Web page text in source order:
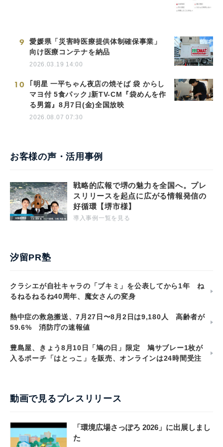
9
愛媛県「災害時医療提供体制確保事業」
向け医療コンテナを納品
2026.03.19 14:00
10
｢明星 一平ちゃん夜店の焼そば 袋 からし
マヨ付 5食パック｣新TV-CM『袋めんを作
る男篇』8月7日(金)全国放映
2026.08.07 07:30
お客様の声・活用事例
戦略的広報で堺の魅力を全国へ。プレ
スリリースを起点に広がる情報発信の
好循環【堺市様】
導入事例一覧を見る
汐留PR塾
クラシエが自社キャラの「ブキミ」を公表してから1年 ね
るねるねるね40周年、魔女さんの変身
熱中症の救急搬送、7月27日〜8月2日は9,180人 高齢者が
59.6% 消防庁の速報値
豊島屋、きょう8月10日「鳩の日」限定 鳩サブレー1枚が
入るポーチ「はとっこ」を販売、オンラインは24時間受注
動画で見るプレスリリース
「環境広場さっぽろ 2026」に出展しまし
た